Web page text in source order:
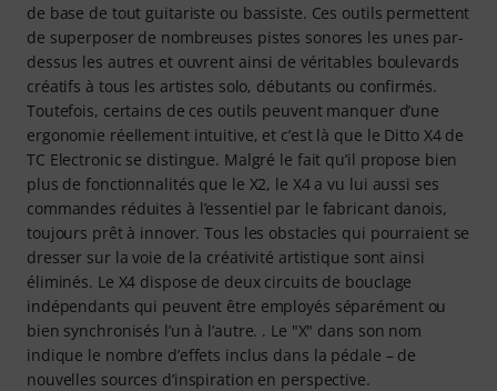
de base de tout guitariste ou bassiste. Ces outils permettent
de superposer de nombreuses pistes sonores les unes par-
dessus les autres et ouvrent ainsi de véritables boulevards
créatifs à tous les artistes solo, débutants ou confirmés.
Toutefois, certains de ces outils peuvent manquer d’une
ergonomie réellement intuitive, et c’est là que le Ditto X4 de
TC Electronic se distingue. Malgré le fait qu’il propose bien
plus de fonctionnalités que le X2, le X4 a vu lui aussi ses
commandes réduites à l’essentiel par le fabricant danois,
toujours prêt à innover. Tous les obstacles qui pourraient se
dresser sur la voie de la créativité artistique sont ainsi
éliminés. Le X4 dispose de deux circuits de bouclage
indépendants qui peuvent être employés séparément ou
bien synchronisés l’un à l’autre. . Le "X" dans son nom
indique le nombre d’effets inclus dans la pédale – de
nouvelles sources d’inspiration en perspective.